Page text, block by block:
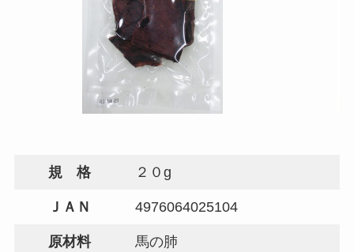
規 格 ２０g
ＪＡＮ 4976064025104
原材料 馬の肺